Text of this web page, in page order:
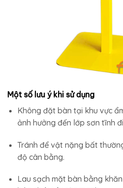
Một số lưu ý khi sử dụng
Không đặt bàn tại khu vực
ảnh hưởng đến lớp sơn tĩnh
Tránh để vật nặng bất
độ cân bằng.
Lau sạch mặt bàn bằng